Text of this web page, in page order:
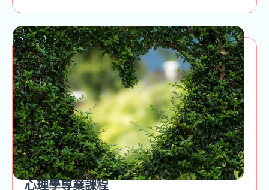
心理學專業課程